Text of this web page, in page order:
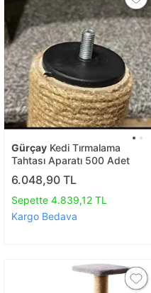
Gürçay Kedi Tırmalama
Tahtası Aparatı 500 Adet
6.048,90 TL
Sepette 4.839,12 TL
Kargo Bedava